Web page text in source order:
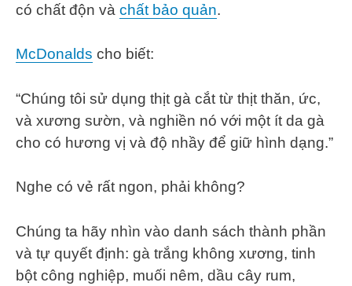
có chất độn và chất bảo quản.
McDonalds cho biết:
“Chúng tôi sử dụng thịt gà cắt từ thịt thăn, ức,
và xương sườn, và nghiền nó với một ít da gà
cho có hương vị và độ nhầy để giữ hình dạng.”
Nghe có vẻ rất ngon, phải không?
Chúng ta hãy nhìn vào danh sách thành phần
và tự quyết định: gà trắng không xương, tinh
bột công nghiệp, muối nêm, dầu cây rum,